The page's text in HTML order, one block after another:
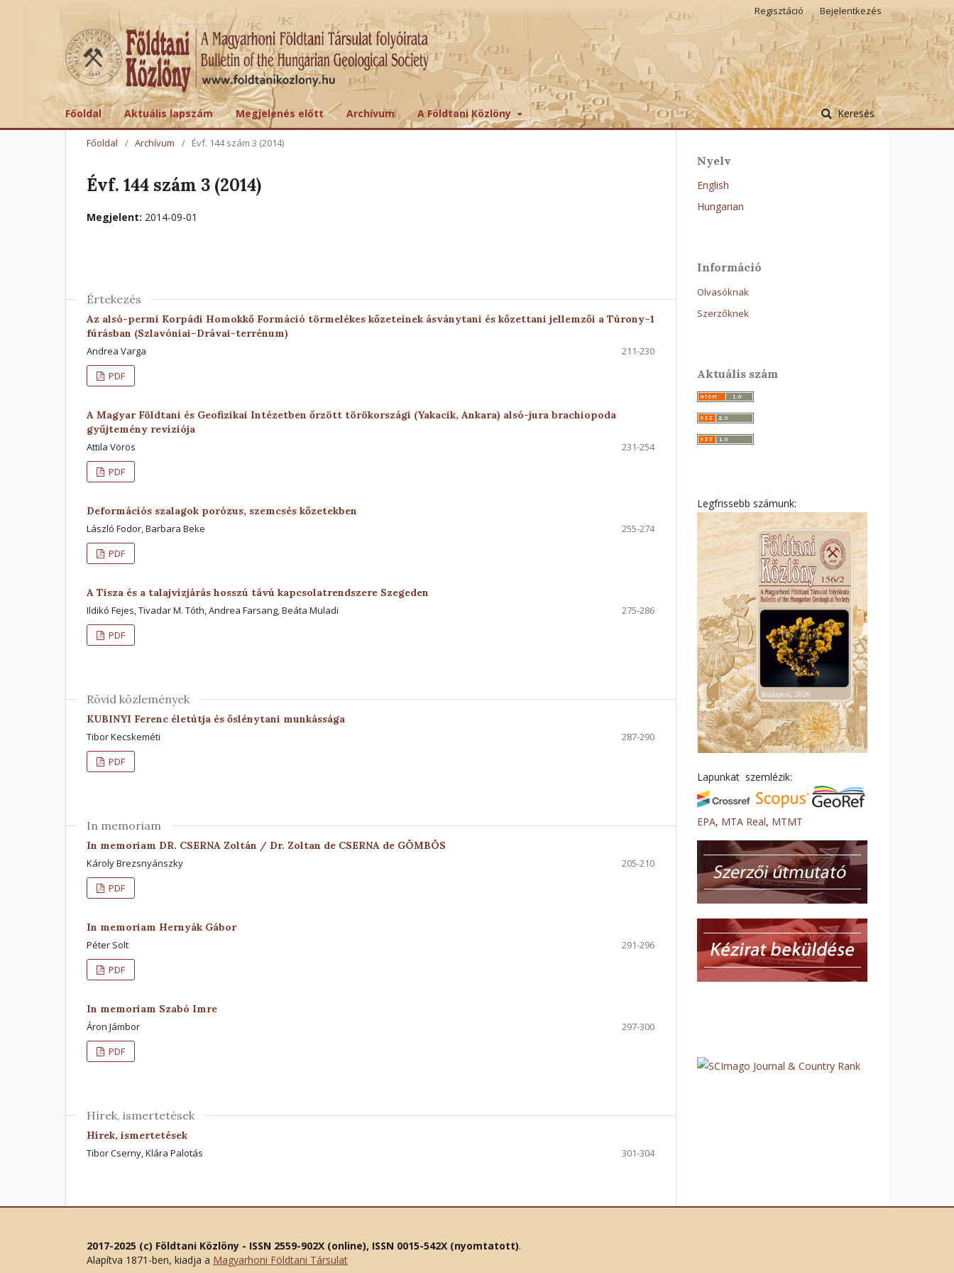
Főoldal Aktuális lapszám Megjelenés előtt Archívum A Földtani Közlöny Keresés
Regisztáció Bejelentkezés
Főoldal / Archívum / Évf. 144 szám 3 (2014)
Évf. 144 szám 3 (2014)
Megjelent: 2014-09-01
Értekezés
Az alsó-permi Korpádi Homokkő Formáció törmelékes kőzeteinek ásványtani és kőzettani jellemzői a Túrony–1
fúrásban (Szlavóniai–Drávai-terrénum)
Andrea Varga
211-230
PDF
A Magyar Földtani és Geofizikai Intézetben őrzött törökországi (Yakacik, Ankara) alsó-jura brachiopoda
gyűjtemény revíziója
Attila Vörös
231-254
PDF
Deformációs szalagok porózus, szemcsés kőzetekben
László Fodor, Barbara Beke
255-274
PDF
A Tisza és a talajvízjárás hosszú távú kapcsolatrendszere Szegeden
Ildikó Fejes, Tivadar M. Tóth, Andrea Farsang, Beáta Muladi
275-286
PDF
Rövid közlemények
KUBINYI Ferenc életútja és őslénytani munkássága
Tibor Kecskeméti
287-290
PDF
In memoriam
In memoriam DR. CSERNA Zoltán / Dr. Zoltan de CSERNA de GÖMBÖS
Károly Brezsnyánszky
205-210
PDF
In memoriam Hernyák Gábor
Péter Solt
291-296
PDF
In memoriam Szabó Imre
Áron Jámbor
297-300
PDF
Hírek, ismertetések
Hírek, ismertetések
Tibor Cserny, Klára Palotás
301-304
Nyelv
English
Hungarian
Információ
Olvasóknak
Szerzőknek
Aktuális szám
Legfrissebb számunk:
Lapunkat szemlézik:
EPA, MTA Real, MTMT
2017-2025 (c) Földtani Közlöny - ISSN 2559-902X (online), ISSN 0015-542X (nyomtatott).
Alapítva 1871-ben, kiadja a Magyarhoni Földtani Társulat